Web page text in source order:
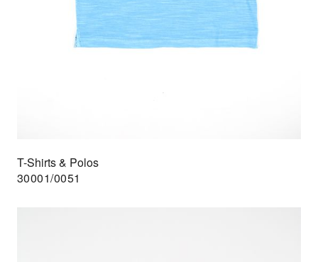
T-Shirts & Polos
30001/0051